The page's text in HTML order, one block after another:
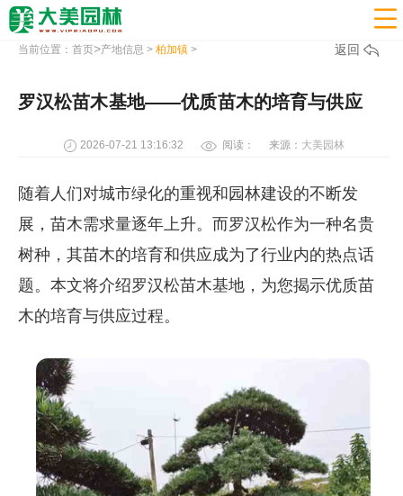

当前位置： 首页>产地信息 > 柏加镇> 返回
罗汉松苗木基地——优质苗木的培育与供应
2026-07-21 13:16:32 阅读： 来源： 大美园林
随着人们对城市绿化的重视和园林建设的不断发
展，苗木需求量逐年上升。而罗汉松作为一种名贵
树种，其苗木的培育和供应成为了行业内的热点话
题。本文将介绍罗汉松苗木基地，为您揭示优质苗
木的培育与供应过程。